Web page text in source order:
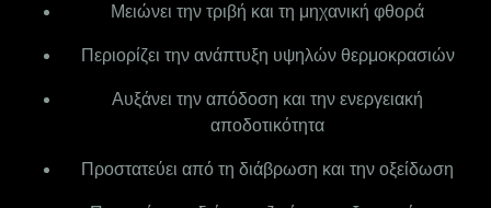
Μειώνει την τριβή και τη μηχανική φθορά
Περιορίζει την ανάπτυξη υψηλών θερμοκρασιών
Αυξάνει την απόδοση και την ενεργειακή
αποδοτικότητα
Προστατεύει από τη διάβρωση και την οξείδωση